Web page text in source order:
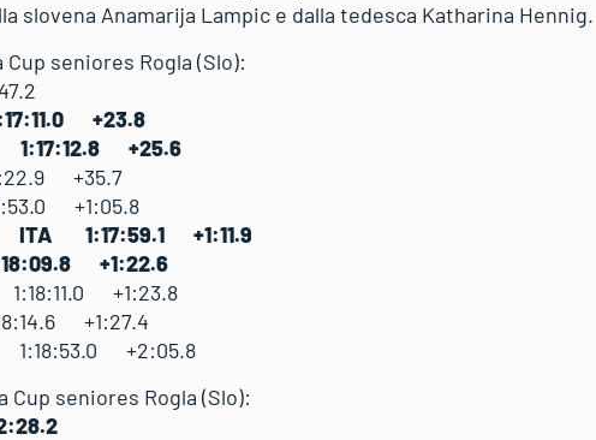
slovena Anamarija Lampic e dalla tedesca Katharina Hennig.
Cup seniores Rogla (Slo):
+23.8
1:17:12.8 +25.6
+35.7
+1:05.8
ITA 1:17:59.1 +1:11.9
+1:22.6
+1:23.8
+1:27.4
1:18:53.0 +2:05.8
Cup seniores Rogla (Slo):
42:28.2